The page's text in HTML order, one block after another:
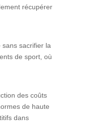
récupérer
sacrifier la
de sport, où
des coûts
de haute
dans